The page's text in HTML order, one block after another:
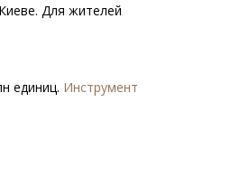
Для жителей
единиц. Инструмент